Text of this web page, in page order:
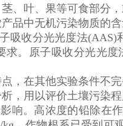
、叶、果等可食部分
品中无机污染物质的
收分光光度法(AAS)
。原子吸收分光光
，在其他实验条件不
，用以评价土壤污染
响。高浓度的铅除在